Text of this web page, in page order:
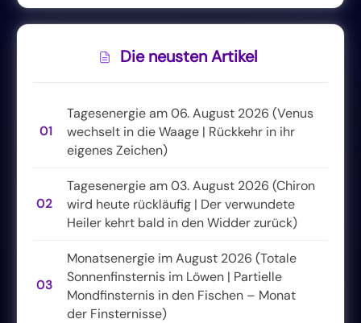
Die neusten Artikel
01
Tagesenergie am 06. August 2026 (Venus
wechselt in die Waage | Rückkehr in ihr
eigenes Zeichen)
02
Tagesenergie am 03. August 2026 (Chiron
wird heute rückläufig | Der verwundete
Heiler kehrt bald in den Widder zurück)
03
Monatsenergie im August 2026 (Totale
Sonnenfinsternis im Löwen | Partielle
Mondfinsternis in den Fischen – Monat
der Finsternisse)